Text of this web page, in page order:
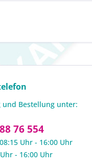
und Bestellung unter:
76 554
Uhr - 16:00 Uhr
- 16:00 Uhr